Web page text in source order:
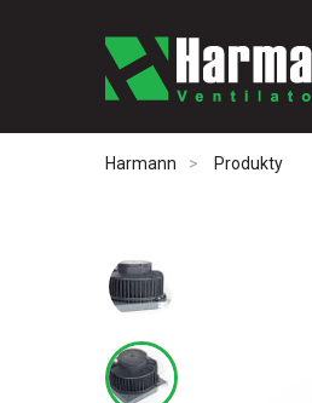
Harmann Produkty